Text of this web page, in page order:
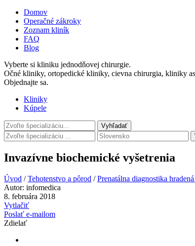
Domov
Operačné zákroky
Zoznam kliník
FAQ
Blog
Vyberte si kliniku jednodňovej chirurgie.
Očné kliniky, ortopedické kliniky, cievna chirurgia, kliniky
Objednajte sa.
Kliniky
Kúpele
Invazívne biochemické vyšetrenia
Úvod /Tehotenstvo a pôrod /Prenatálna diagnostika
Autor: infomedica
8. februára 2018
Vytlačiť
Poslať e-mailom
Zdielať